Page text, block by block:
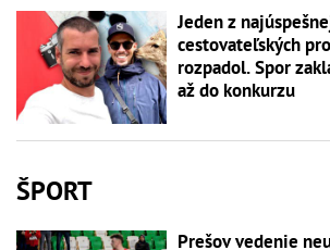
Jeden z
cestovateľských
rozpadol. Spor
až do konkurzu
ŠPORT
Prešov vedenie